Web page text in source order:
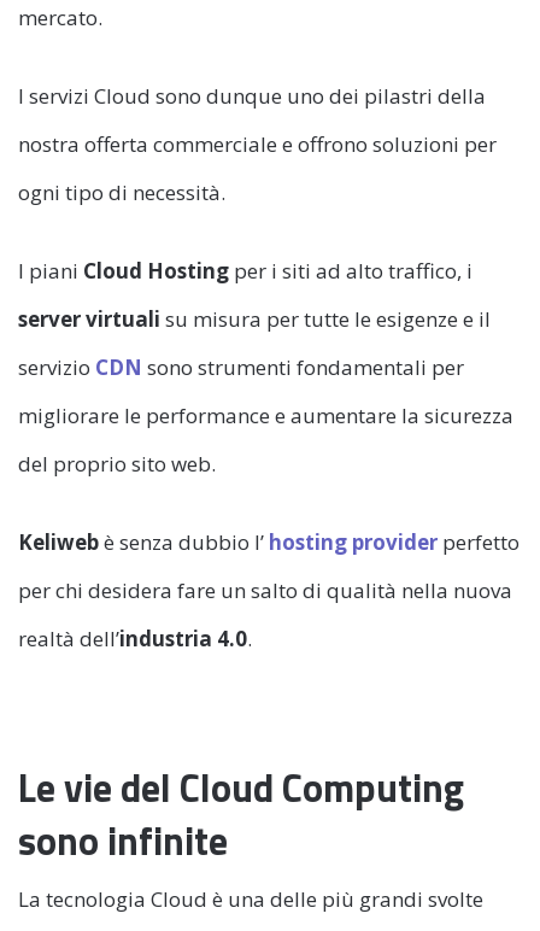
mercato.
I servizi Cloud sono dunque uno dei pilastri della
nostra offerta commerciale e offrono soluzioni per
ogni tipo di necessità.
I piani Cloud Hosting per i siti ad alto traffico, i
server virtuali su misura per tutte le esigenze e il
servizio CDN sono strumenti fondamentali per
migliorare le performance e aumentare la sicurezza
del proprio sito web.
Keliwebè senza dubbio l’ hosting provider perfetto
per chi desidera fare un salto di qualità nella nuova
realtà dell’industria 4.0.
Le vie del Cloud Computing
sono infinite
La tecnologia Cloud è una delle più grandi svolte